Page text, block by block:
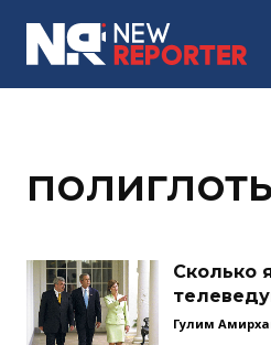
Сколько
Гулим